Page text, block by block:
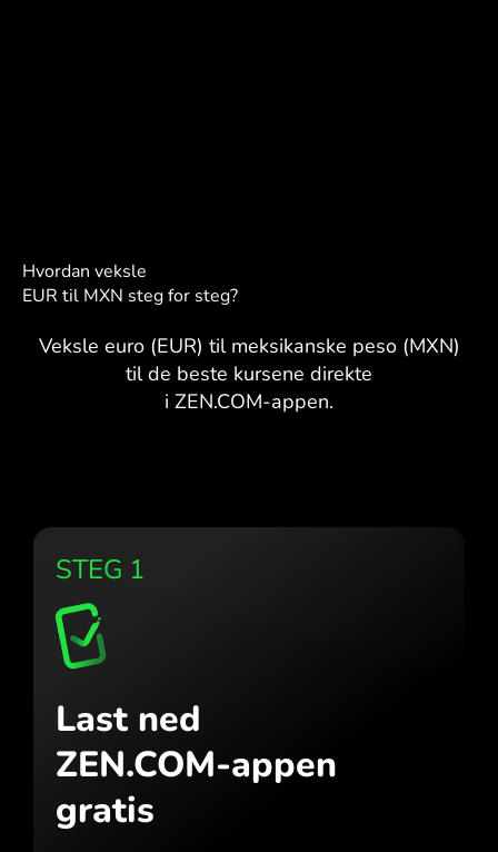
Hvordan veksle
EUR til MXN steg for steg?
Veksle euro (EUR) til meksikanske peso (MXN)
til de beste kursene direkte
i ZEN.COM-appen.
STEG 1
Last ned
ZEN.COM-appen
gratis